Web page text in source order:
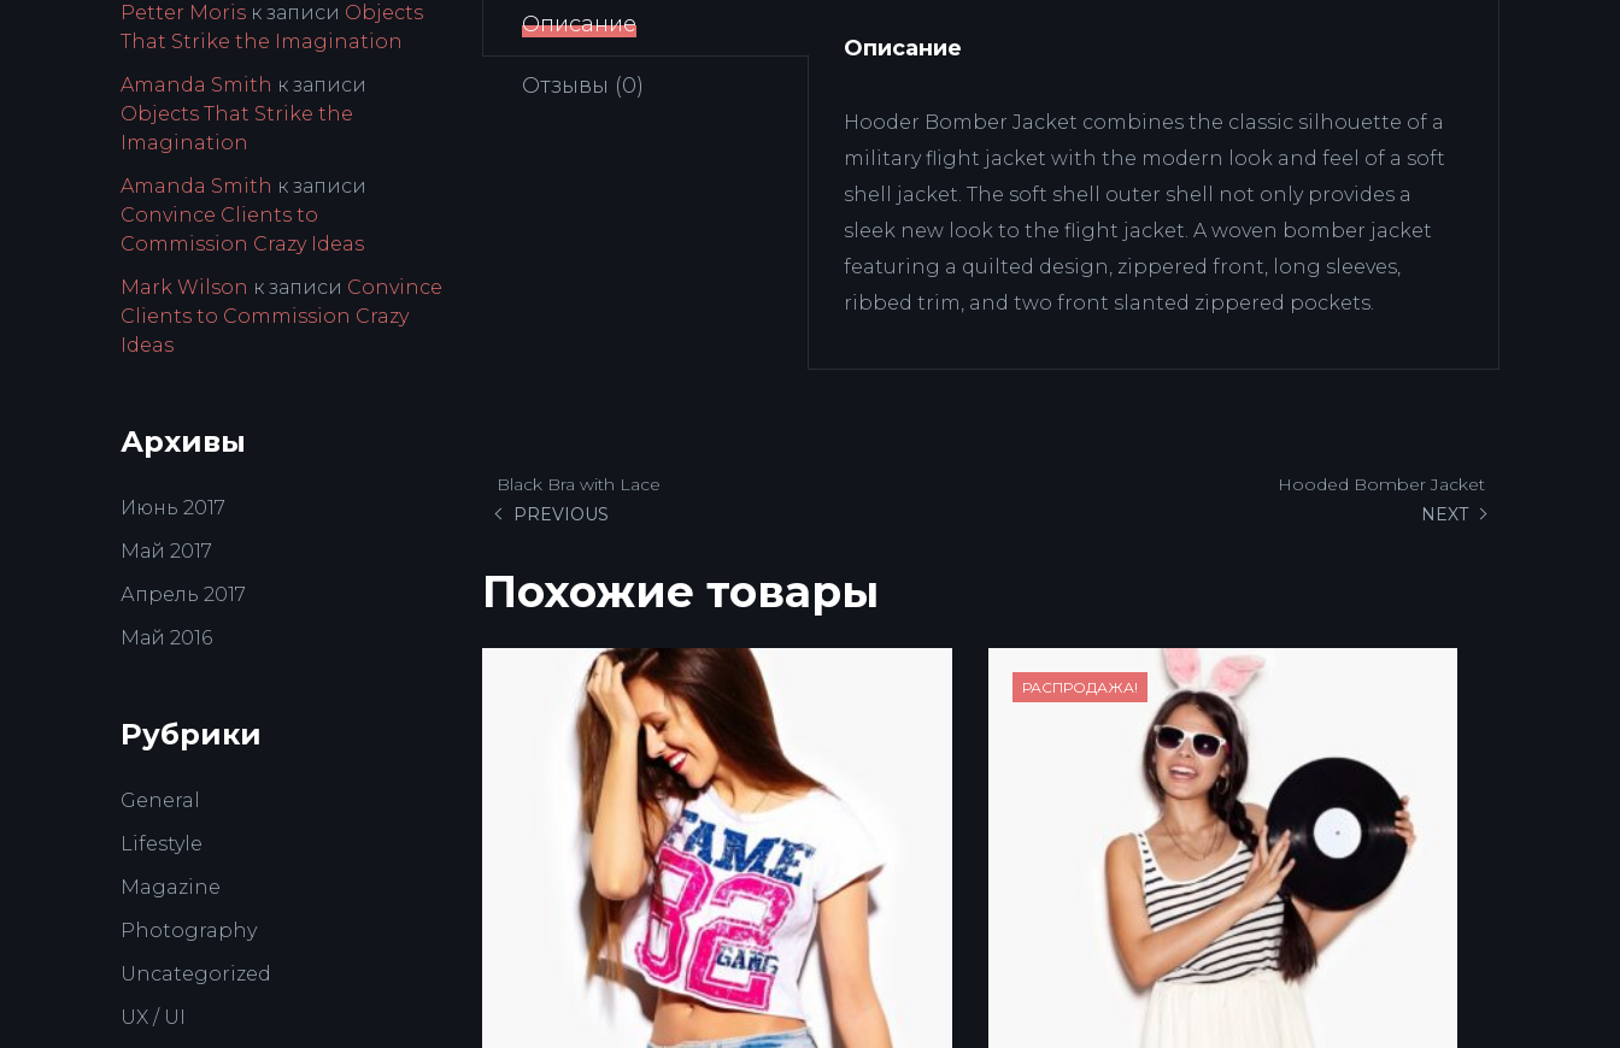
Описание
Отзывы (0)
Описание
Hooder Bomber Jacket combines the classic silhouette of a
military flight jacket with the modern look and feel of a soft
shell jacket. The soft shell outer shell not only provides a
sleek new look to the flight jacket. A woven bomber jacket
featuring a quilted design, zippered front, long sleeves,
ribbed trim, and two front slanted zippered pockets.
Black Bra with Lace
PREVIOUS
Hooded Bomber Jacket
NEXT
Похожие товары
РАСПРОДАЖА!
Petter Moris к записи Objects
That Strike the Imagination
Amanda Smith к записи
Objects That Strike the
Imagination
Amanda Smith к записи
Convince Clients to
Commission Crazy Ideas
Mark Wilson к записи Convince
Clients to Commission Crazy
Ideas
Архивы
Июнь 2017
Май 2017
Апрель 2017
Май 2016
Рубрики
General
Lifestyle
Magazine
Photography
Uncategorized
UX / UI